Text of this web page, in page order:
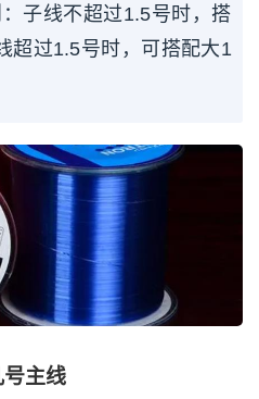
子线不超过1.5号时，搭
超过1.5号时，可搭配大1
主线